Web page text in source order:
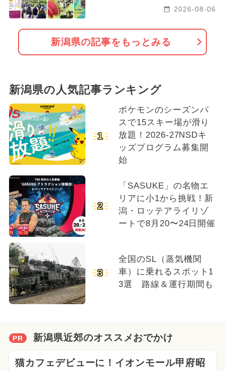
2026-08-06
新潟県の記事をもっとみる
新潟県の人気記事ランキング
1
ポケモンのシーズンパ
スで15スキー場が滑り
放題！2026-27NSDキ
ッズプログラム募集開
始
2
「SASUKE」の名物エ
リアに小1から挑戦！新
潟・ロッテアライリゾ
ートで8月20〜24日開催
3
全国のSL（蒸気機関
車）に乗れるスポット1
3選 路線＆運行期間も
PR 新潟県近郊のオススメおでかけ
猫カフェデビューに！イオンモール甲府昭